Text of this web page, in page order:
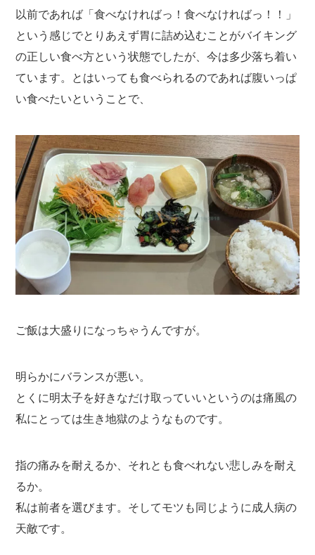
以前であれば「食べなければっ！食べなければっ！！」
という感じでとりあえず胃に詰め込むことがバイキング
の正しい食べ方という状態でしたが、今は多少落ち着い
ています。とはいっても食べられるのであれば腹いっぱ
い食べたいということで、
ご飯は大盛りになっちゃうんですが。
明らかにバランスが悪い。
とくに明太子を好きなだけ取っていいというのは痛風の
私にとっては生き地獄のようなものです。
指の痛みを耐えるか、それとも食べれない悲しみを耐え
るか。
私は前者を選びます。そしてモツも同じように成人病の
天敵です。